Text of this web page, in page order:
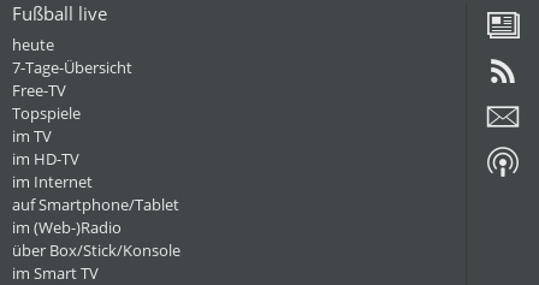
Fußball live
heute
7-Tage-Übersicht
Free-TV
Topspiele
im TV
im HD-TV
im Internet
auf Smartphone/Tablet
im (Web-)Radio
über Box/Stick/Konsole
im Smart TV